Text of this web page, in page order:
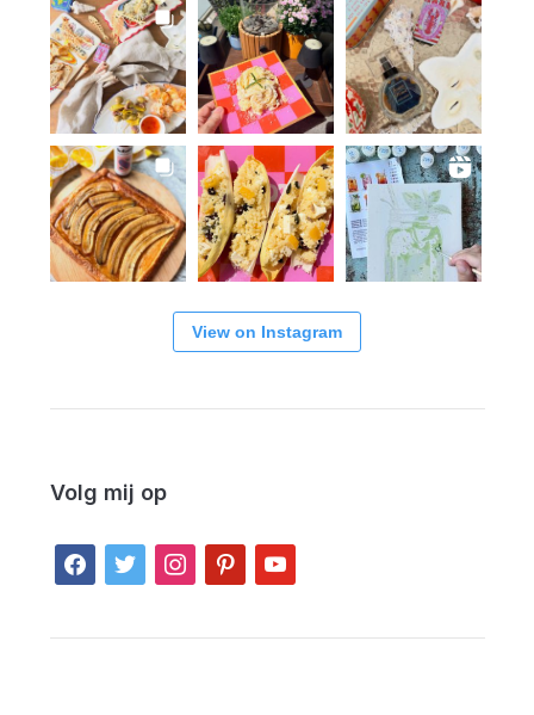
View on Instagram
Volg mij op
facebook
twitter instagrampinterestyoutube